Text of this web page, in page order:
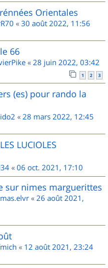
Orientales
« 30 août 2022, 11:56
66
« 28 juin 2022, 03:42
1 2 3
(es) pour rando la
« 28 mars 2022, 12:45
LUCIOLES
« 06 oct. 2021, 17:10
sur nimes marguerittes
« 26 août 2021,
« 12 août 2021, 23:24